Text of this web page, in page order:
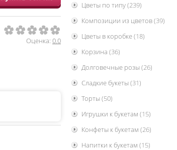
1 2 3 4
5
Оценка: 0.0
Цветы по типу(239)
Композиции из цветов(39)
Цветы в коробке(18)
Корзина (36)
Долговечные розы(26)
Сладкие букеты(31)
Торты(50)
Игрушки к букетам (15)
Конфеты к букетам (26)
Напитки к букетам (15)